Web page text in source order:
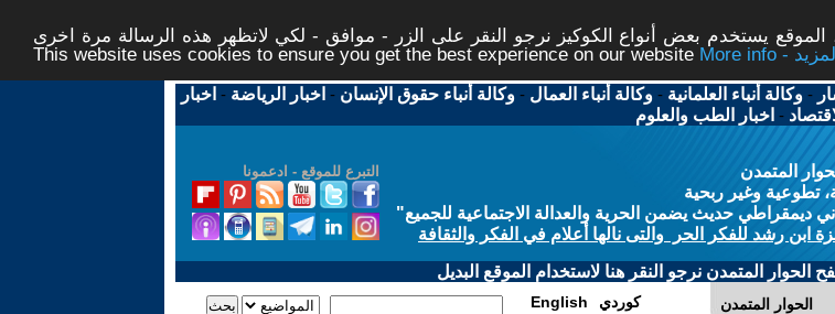
يستخدم بعض أنواع الكوكيز نرجو النقر على الزر - موافق - لكي لاتظهر هذه الرسالة مرة اخرى -
This website uses cookies to ensure you get the best experience on our website
More info - المزيد
-وكالة أنباء العلمانية -وكالة أنباء العمال -وكالة أنباء حقوق الإنسان - اخبار الرياضة - اخبار
- اخبار الطب والعلوم
التبرع للموقع - ادعمونا
المتمدن
تطوعية وغير ربحية
حديث يضمن الحرية والعدالة الاجتماعية للجميع"
ابن رشد للفكر الحر والتى نالها أعلام في الفكر والثقافة
الحوار المتمدن نرجو النقر هنا لاستخدام الموقع البديل
الحوار المتمدن English كوردي